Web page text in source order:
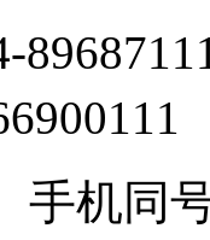
手机同